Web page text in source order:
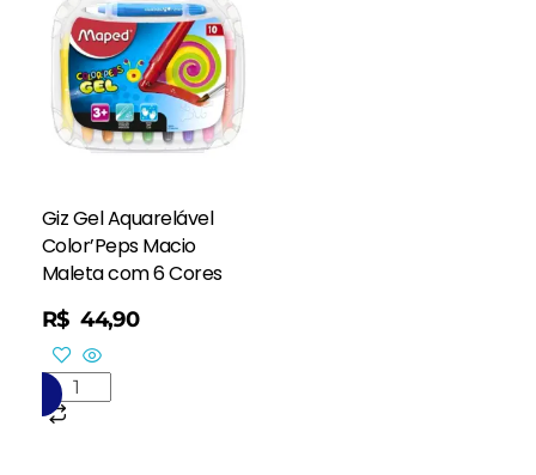
Giz Gel Aquarelável
Color’Peps Macio
Maleta com 6 Cores
R$ 44,90